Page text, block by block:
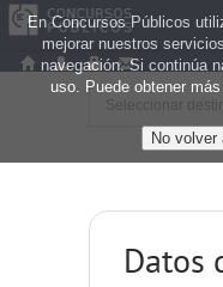
Datos
En Concursos Públicos
mejorar nuestros
navegación. Si continúa
uso. Puede obtener